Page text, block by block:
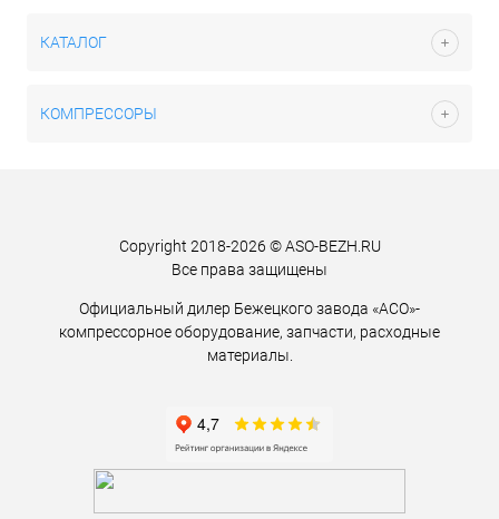
КАТАЛОГ
КОМПРЕССОРЫ
Copyright 2018-2026 © ASO-BEZH.RU
Все права защищены
Официальный дилер Бежецкого завода «АСО»-
компрессорное оборудование, запчасти, расходные
материалы.